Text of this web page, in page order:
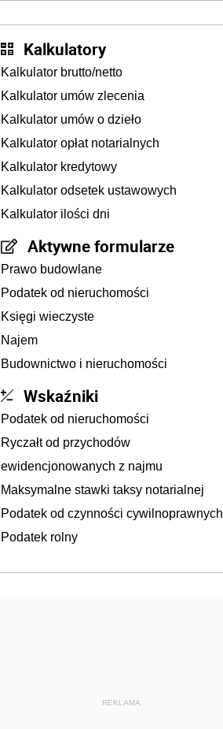
Kalkulatory
Kalkulator brutto/netto
Kalkulator umów zlecenia
Kalkulator umów o dzieło
Kalkulator opłat notarialnych
Kalkulator kredytowy
Kalkulator odsetek ustawowych
Kalkulator ilości dni
Aktywne formularze
Prawo budowlane
Podatek od nieruchomości
Księgi wieczyste
Najem
Budownictwo i nieruchomości
Wskaźniki
Podatek od nieruchomości
Ryczałt od przychodów
ewidencjonowanych z najmu
Maksymalne stawki taksy notarialnej
Podatek od czynności cywilnoprawnych
Podatek rolny
REKLAMA